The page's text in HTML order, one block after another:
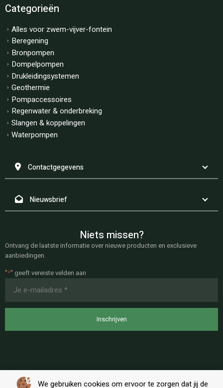
We gebruiken cookies om ervoor te zorgen dat jij de
Categorieën
Alles voor zwem-vijver-fontein
Beregening
Bronpompen
Dompelpompen
Drukleidingsystemen
Geothermie
Pompaccessoires
Regenwater & onderbreking
Slangen & koppelingen
Waterpompen
Contactgegevens
Nieuwsbrief
Niets missen?
Ontvang de laatste informatie over nieuwe producten en exclusieve
aanbiedingen.
"*" geeft vereiste velden aan
mailadres
*